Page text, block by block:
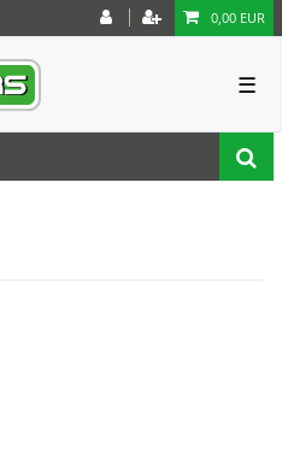
0,00 EUR
☰